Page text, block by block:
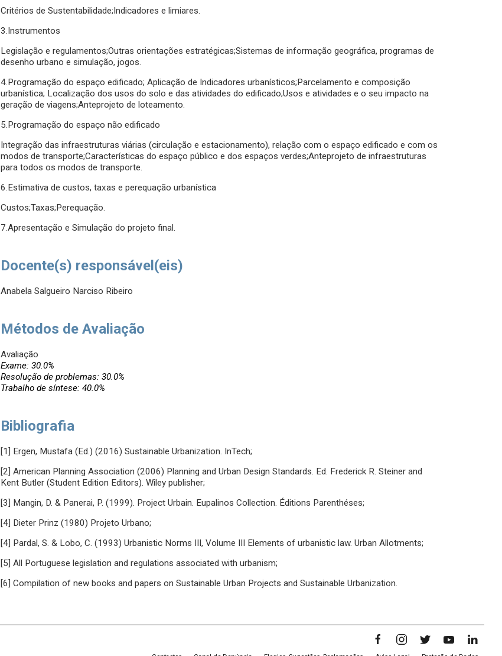
Critérios de Sustentabilidade;Indicadores e limiares.
3.Instrumentos
Legislação e regulamentos;Outras orientações estratégicas;Sistemas de informação geográfica, programas de
desenho urbano e simulação, jogos.
4.Programação do espaço edificado; Aplicação de Indicadores urbanísticos;Parcelamento e composição
urbanística; Localização dos usos do solo e das atividades do edificado;Usos e atividades e o seu impacto na
geração de viagens;Anteprojeto de loteamento.
5.Programação do espaço não edificado
Integração das infraestruturas viárias (circulação e estacionamento), relação com o espaço edificado e com os
modos de transporte;Características do espaço público e dos espaços verdes;Anteprojeto de infraestruturas
para todos os modos de transporte.
6.Estimativa de custos, taxas e perequação urbanística
Custos;Taxas;Perequação.
7.Apresentação e Simulação do projeto final.
Docente(s) responsável(eis)
Anabela Salgueiro Narciso Ribeiro
Métodos de Avaliação
Avaliação
Exame: 30.0%
Resolução de problemas: 30.0%
Trabalho de síntese: 40.0%
Bibliografia
[1] Ergen, Mustafa (Ed.) (2016) Sustainable Urbanization. InTech;
[2] American Planning Association (2006) Planning and Urban Design Standards. Ed. Frederick R. Steiner and
Kent Butler (Student Edition Editors). Wiley publisher;
[3] Mangin, D. & Panerai, P. (1999). Project Urbain. Eupalinos Collection. Éditions Parenthéses;
[4] Dieter Prinz (1980) Projeto Urbano;
[4] Pardal, S. & Lobo, C. (1993) Urbanistic Norms III, Volume III Elements of urbanistic law. Urban Allotments;
[5] All Portuguese legislation and regulations associated with urbanism;
[6] Compilation of new books and papers on Sustainable Urban Projects and Sustainable Urbanization.